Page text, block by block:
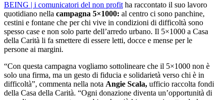
BEING | i comunicatori del non profit ha raccontato il suo lavoro
quotidiano nella campagna 5×1000: al centro ci sono panchine,
cestini e fontane che per chi vive in condizioni di difficoltà sono
spesso case e non solo parte dell’arredo urbano. Il 5×1000 a Casa
della Carità li fa smettere di essere letti, docce e mense per le
persone ai margini.
“Con questa campagna vogliamo sottolineare che il 5×1000 non è
solo una firma, ma un gesto di fiducia e solidarietà verso chi è in
difficoltà”, commenta nella nota Angie Scala, ufficio raccolta fondi
della Casa della Carità. “Ogni donazione diventa un’opportunità di